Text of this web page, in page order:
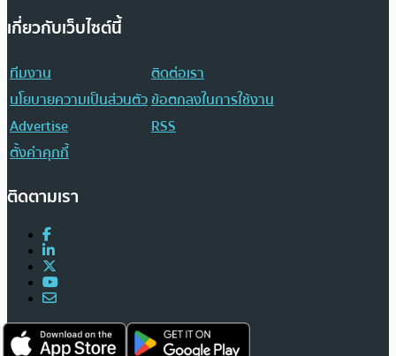
เกี่ยวกับเว็บไซต์นี้
ทีมงาน
ติดต่อเรา
นโยบายความเป็นส่วนตัวข้อตกลงในการใช้งาน
Advertise
RSS
ตั้งค่าคุกกี้
ติดตามเรา